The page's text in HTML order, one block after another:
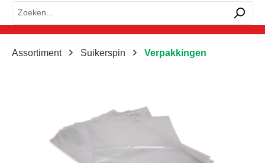
Assortiment Suikerspin Verpakkingen